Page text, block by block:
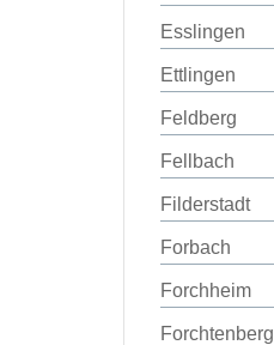
Esslingen
Ettlingen
Feldberg
Fellbach
Filderstadt
Forbach
Forchheim
Forchtenberg